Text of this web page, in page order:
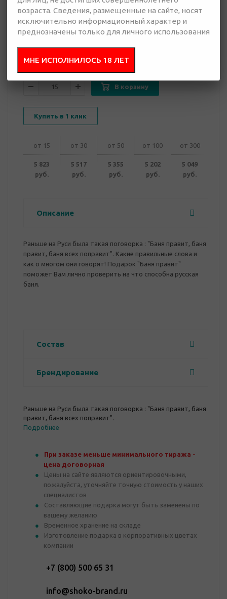
Отправить
запрос
Добавить в
В корзину
Купить в 1 клик
от 15 от 30 от 50 от 100 от 300
5 823
руб.
5 517
руб.
5 355
руб.
5 202
руб.
5 049
руб.
Описание
Раньше на Руси была такая поговорка : "Баня правит, баня
правит, баня всех поправит". Какие правильные слова и
как о многом они говорят! Подарок "Баня правит"
поможет Вам лично проверить на что способна русская
баня.
Состав
Брендирование
Раньше на Руси была такая поговорка : "Баня правит, баня
правит, баня всех поправит".
Подробнее
При заказе меньше минимального тиража -
цена договорная
Цены на сайте являются ориентировочными,
пожалуйста, уточняйте точную стоимость у наших
специалистов
Составляющие подарка могут быть заменены по
вашему желанию
Временное хранение на складе
Изготовление подарка в корпоративных цветах
компании
+7 (800) 500 65 31
info@shoko-brand.ru
возраста. Сведения, размещенные на сайте, носят
исключительно информационный характер и
преднозначены только для личного использования
МНЕ ИСПОЛНИЛОСЬ 18 ЛЕТ